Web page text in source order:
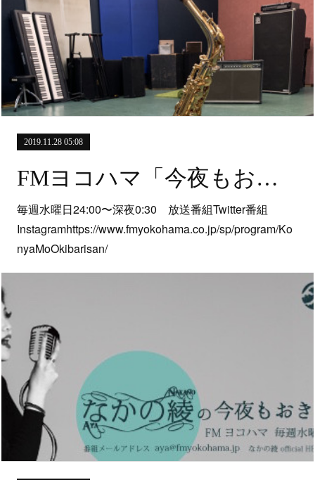
2019.11.28 05:08
FMヨコハマ「今夜もおきばりさん！」
毎週水曜日24:00〜深夜0:30 放送番組Twitter番組
Instagramhttps://www.fmyokohama.co.jp/sp/program/Ko
nyaMoOkibarisan/